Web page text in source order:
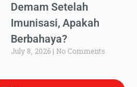
Demam Setelah
Imunisasi, Apakah
Berbahaya?
July 8, 2026 No Comments